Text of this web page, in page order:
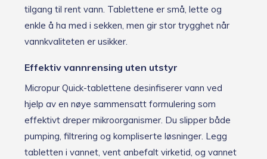
tilgang til rent vann. Tablettene er små, lette og
enkle å ha med i sekken, men gir stor trygghet når
vannkvaliteten er usikker.
Effektiv vannrensing uten utstyr
Micropur Quick-tablettene desinfiserer vann ved
hjelp av en nøye sammensatt formulering som
effektivt dreper mikroorganismer. Du slipper både
pumping, filtrering og kompliserte løsninger. Legg
tabletten i vannet, vent anbefalt virketid, og vannet